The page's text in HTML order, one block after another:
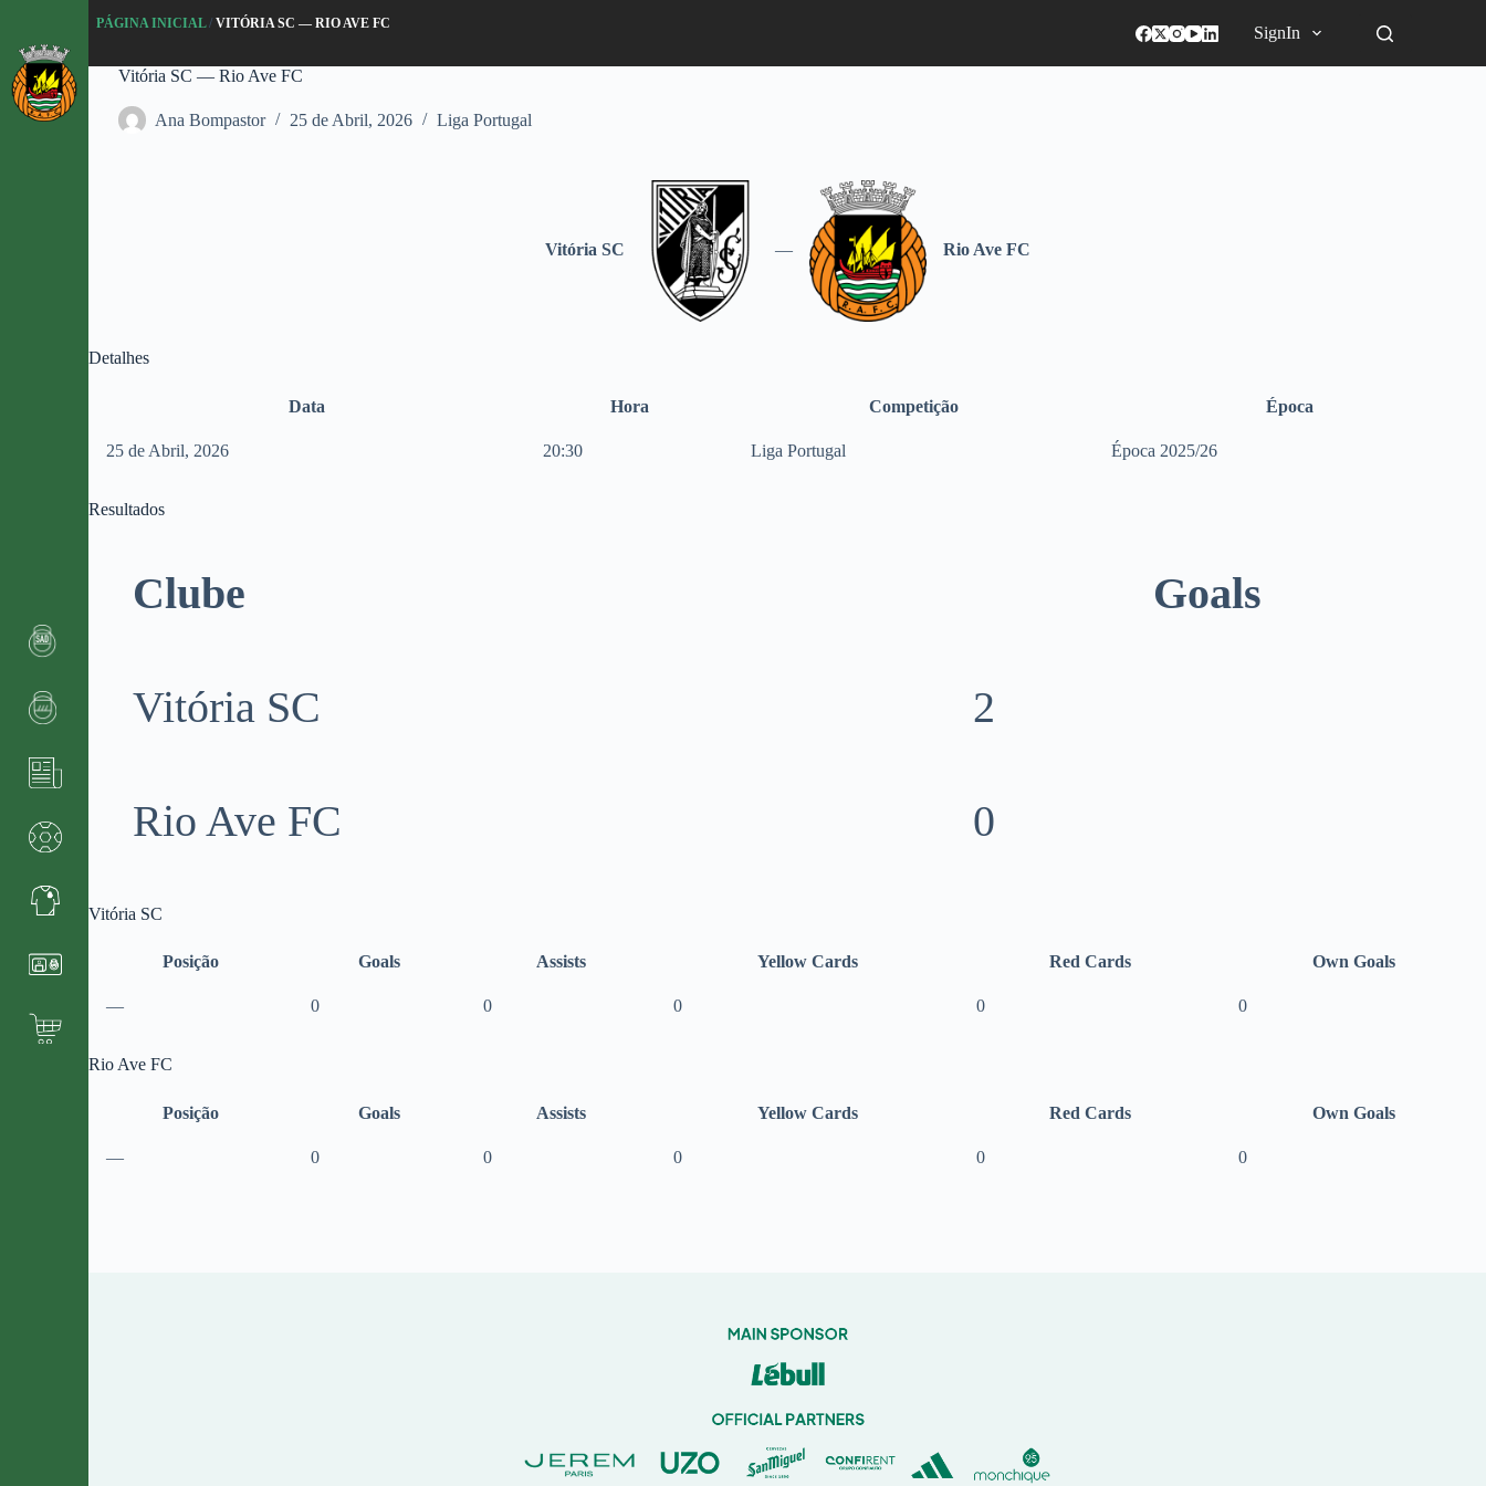
l
a
r
p
PÁGINA INICIAL/VITÓRIA SC — RIO AVE FC
SignIn
Vitória SC — Rio Ave FC
Ana Bompastor 25 de Abril, 2026 Liga Portugal
Vitória SC — Rio Ave FC
Detalhes
Data Hora Competição Época
25 de Abril, 2026 20:30 Liga Portugal Época 2025/26
Resultados
Clube Goals
Vitória SC 2
Rio Ave FC 0
Vitória SC
Posição Goals Assists Yellow Cards Red Cards Own Goals
— 0 0 0 0 0
Rio Ave FC
Posição Goals Assists Yellow Cards Red Cards Own Goals
— 0 0 0 0 0